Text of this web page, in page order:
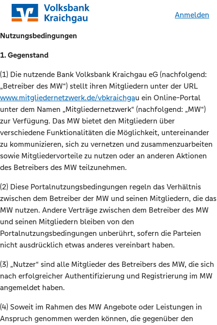
Anmelden
Nutzungsbedingungen
1. Gegenstand
(1) Die nutzende Bank Volksbank Kraichgau eG (nachfolgend:
„Betreiber des MW“) stellt ihren Mitgliedern unter der URL
www.mitgliedernetzwerk.de/vbkraichgau ein Online-Portal
unter dem Namen „Mitgliedernetzwerk“ (nachfolgend: „MW“)
zur Verfügung. Das MW bietet den Mitgliedern über
verschiedene Funktionalitäten die Möglichkeit, untereinander
zu kommunizieren, sich zu vernetzen und zusammenzuarbeiten
sowie Mitgliedervorteile zu nutzen oder an anderen Aktionen
des Betreibers des MW teilzunehmen.
(2) Diese Portalnutzungsbedingungen regeln das Verhältnis
zwischen dem Betreiber der MW und seinen Mitgliedern, die das
MW nutzen. Andere Verträge zwischen dem Betreiber des MW
und seinen Mitgliedern bleiben von den
Portalnutzungsbedingungen unberührt, sofern die Parteien
nicht ausdrücklich etwas anderes vereinbart haben.
(3) „Nutzer“ sind alle Mitglieder des Betreibers des MW, die sich
nach erfolgreicher Authentifizierung und Registrierung im MW
angemeldet haben.
(4) Soweit im Rahmen des MW Angebote oder Leistungen in
Anspruch genommen werden können, die gegenüber den